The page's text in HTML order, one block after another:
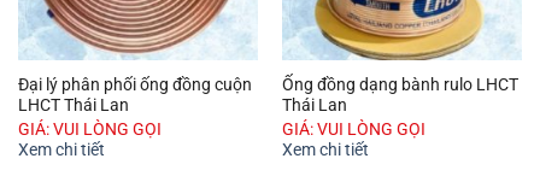
Đại lý phân phối ống đồng cuộn
LHCT Thái Lan
GIÁ: VUI LÒNG GỌI
Xem chi tiết
Ống đồng dạng bành rulo LHCT
Thái Lan
GIÁ: VUI LÒNG GỌI
Xem chi tiết